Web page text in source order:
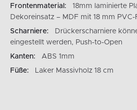
Frontenmaterial:
18mm laminierte
Dekoreinsatz – MDF mit 18 mm
Scharniere:
Drückerscharniere
eingestellt werden, Push-to-Open
Kanten:
ABS 1mm
Füße:
Laker Massivholz 18 cm